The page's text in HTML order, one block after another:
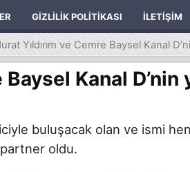
GIZLILIK POLITIKASI İLETIŞIM
Yıldırım ve Cemre Baysel Kanal
Baysel Kanal D’nin
buluşacak olan ve ismi
partner oldu.